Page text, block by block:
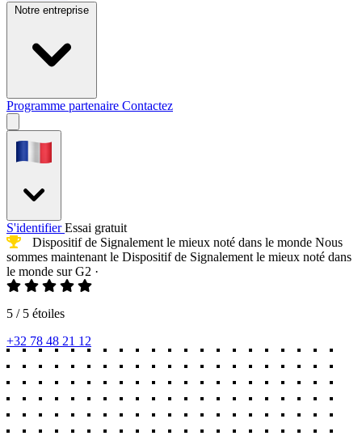
Notre entreprise
Programme partenaire Contactez
menu
S'identifierEssai gratuit
Dispositif de Signalement le mieux noté dans le monde Nous
sommes maintenant le Dispositif de Signalement le mieux noté dans
le monde sur G2 ·
5 / 5 étoiles
+32 78 48 21 12